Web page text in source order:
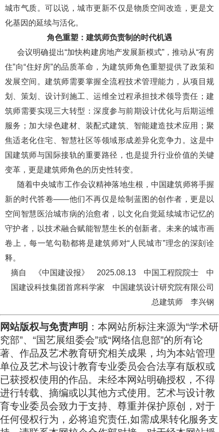
城市气质。可以说，城市更新不仅是物质空间改造，更是文
化基因的延续与活化。
角色重塑：建筑师负责制的时代机遇
会议明确提出“加快构建房地产发展新模式”，推动从“有房
住”向“住好房”的品质革命，为建筑师角色重塑提供了政策和
发展空间。建筑师需要掌握全流程技术管理能力，从项目规
划、策划、设计到施工、运维全过程承担技术领导责任；建
筑师需要实现三大转型：深度参与前期设计优化与后期运维
服务；加大绿色建材、装配式建筑、智能建造技术应用；聚
焦适老化住宅、智慧社区等领域形成差异化竞争力。这是中
国建筑师与国际接轨的重要路径，也是提升行业价值的关键
变革，更是建筑师角色的历史性转变。
随着中央城市工作会议精神落地生根，中国建筑师将手握
新的时代答卷——他们不再仅是绘制蓝图的创作者，更是以
空间智慧医治城市病的治愈者，以文化自觉延续城市记忆的
守护者，以技术融合赋能智慧生长的创新者。未来的城市画
卷上，每一笔勾勒都将是建筑师对“人民城市”理念的深刻诠
释。
摘自 《中国建设报》 2025.08.13 中国工程院院士 中
国建设科技集团首席科学家 中国建筑设计研究院有限公司
总建筑师 李兴钢
网站版权与免责声明 ：本网站所标注来源为“学术研
究部”、“国艺展组委会”或“网络信息部”的所有论
著、作品及艺术教育研究相关成果，均为本站管理
单位及艺术与设计教育专业委员会合法享有版权或
已获授权使用的作品。未经本网站明确授权，不得
进行转载、摘编或以其他方式使用。艺术与设计教
育专业委员会致力于支持、尊重并保护原创，对于
任何侵权行为，必将追究责任,如需成果转化服务支